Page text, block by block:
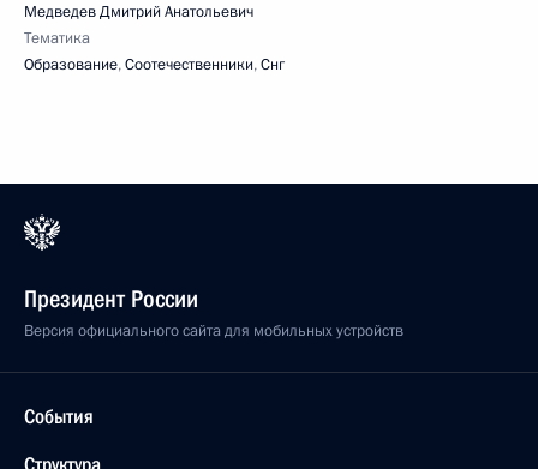
Медведев Дмитрий Анатольевич
Тематика
Образование,Соотечественники,Снг
Президент России
Версия официального сайта для мобильных устройств
События
Структура